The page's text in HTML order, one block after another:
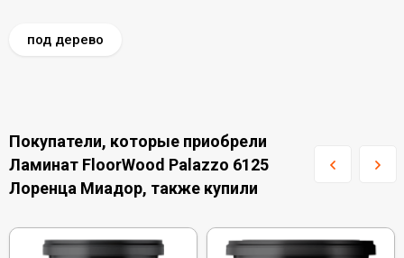
под дерево
Покупатели, которые приобрели
Ламинат FloorWood Palazzo 6125
Лоренца Миадор, также купили